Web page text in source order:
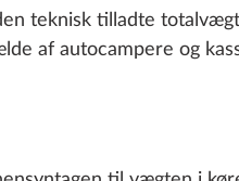
teknisk tilladte
af autocampere og